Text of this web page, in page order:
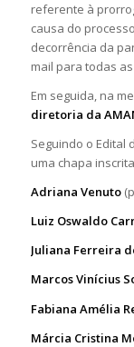
referente à
causa do
decorrência da
mail para todas
Em seguida, na
diretoria da
Seguindo o Edital
uma chapa
Adriana Venuto
Luiz Oswaldo
Juliana Ferreira
Marcos Vinícius
Fabiana Amélia
Márcia Cristina